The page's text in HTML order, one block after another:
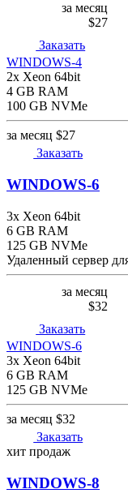
за месяц
$27
Заказать
WINDOWS-4
2x Xeon 64bit
4 GB RAM
100 GB NVMe
за месяц $27
Заказать
WINDOWS-6
3x Xeon 64bit
6 GB RAM
125 GB NVMe
Удаленный сервер
за месяц
$32
Заказать
WINDOWS-6
3x Xeon 64bit
6 GB RAM
125 GB NVMe
за месяц $32
Заказать
хит продаж
WINDOWS-8